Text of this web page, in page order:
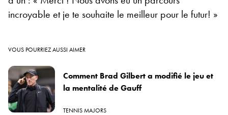
incroyable et je te souhaite le meilleur pour le futur! »
VOUS POURRIEZ AUSSI AIMER
Comment Brad Gilbert a modifié le jeu et
la mentalité de Gauff
TENNIS MAJORS